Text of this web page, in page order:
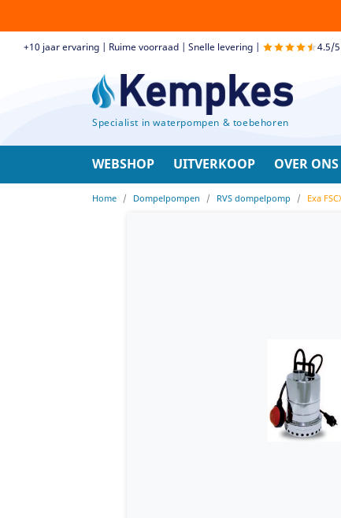
+10 jaar ervaring | Ruime voorraad | Snelle levering | 4.5/
Specialist in waterpompen & toebehoren
WEBSHOP UITVERKOOP OVER ONS
Home Dompelpompen RVS dompelpomp Exa